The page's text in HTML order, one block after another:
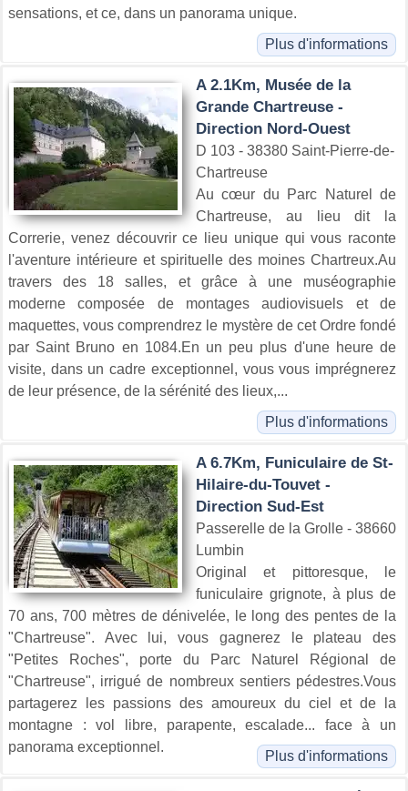
sensations, et ce, dans un panorama unique.
Plus d'informations
A 2.1Km, Musée de la
Grande Chartreuse -
Direction Nord-Ouest
D 103 - 38380 Saint-Pierre-de-
Chartreuse
Au cœur du Parc Naturel de
Chartreuse, au lieu dit la
Correrie, venez découvrir ce lieu unique qui vous raconte
l'aventure intérieure et spirituelle des moines Chartreux.Au
travers des 18 salles, et grâce à une muséographie
moderne composée de montages audiovisuels et de
maquettes, vous comprendrez le mystère de cet Ordre fondé
par Saint Bruno en 1084.En un peu plus d'une heure de
visite, dans un cadre exceptionnel, vous vous imprégnerez
de leur présence, de la sérénité des lieux,...
Plus d'informations
A 6.7Km, Funiculaire de St-
Hilaire-du-Touvet -
Direction Sud-Est
Passerelle de la Grolle - 38660
Lumbin
Original et pittoresque, le
funiculaire grignote, à plus de
70 ans, 700 mètres de dénivelée, le long des pentes de la
"Chartreuse". Avec lui, vous gagnerez le plateau des
"Petites Roches", porte du Parc Naturel Régional de
"Chartreuse", irrigué de nombreux sentiers pédestres.Vous
partagerez les passions des amoureux du ciel et de la
montagne : vol libre, parapente, escalade... face à un
panorama exceptionnel.
Plus d'informations